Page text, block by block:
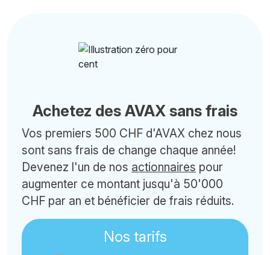
Achetez des AVAX sans frais
Vos premiers 500 CHF d'AVAX chez nous
sont sans frais de change chaque année!
Devenez l'un de nos actionnaires pour
augmenter ce montant jusqu'à 50'000
CHF par an et bénéficier de frais réduits.
Nos tarifs